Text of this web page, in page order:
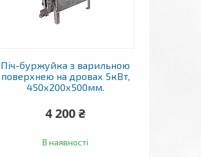
Піч-буржуйка з варильною
поверхнею на дровах 5кВт,
450х200х500мм.
4 200 ₴
В наявності